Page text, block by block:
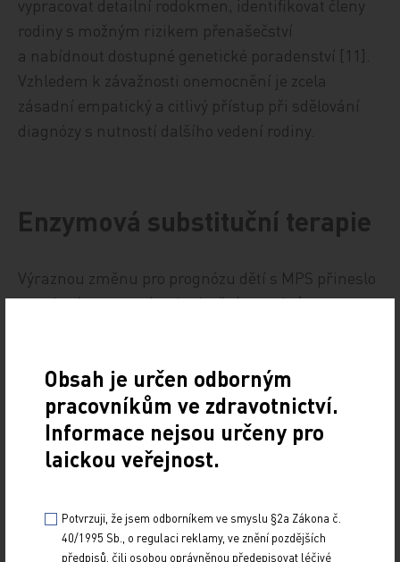
vypracovat detailní rodokmen, identifikovat členy
rodiny s možným rizikem přenašečství
a nabídnout dostupné genetické poradenství [11].
Vzhledem k závažnosti onemocnění je zcela
zásadní empatický a citlivý přístup při sdělování
diagnózy s nutností dalšího vedení rodiny.
Enzymová substituční terapie
Výraznou změnu pro prognózu dětí s MPS přineslo
zavedení enzymové substituční terapie (enzyme
se objevily záhy po pochopení podstaty střádavých
onemocnění v šedesátých letech minulého století
[12,13]. Klíčovým pro další vývoj byl náhodný objev
tzv. cross‑correction fenoménu. V americké
laboratoři profesorky Elizabeth F. Neufeldové došlo
fibroblastů pacientů s Hunterovým a Hurlerové
syndromem (MPS typu I a II). Známky
Obsah je určen odborným
pracovníkům ve zdravotnictví.
Informace nejsou určeny pro
laickou veřejnost.
Potvrzuji, že jsem odborníkem ve smyslu §2a Zákona č.
40/1995 Sb., o regulaci reklamy, ve znění pozdějších
předpisů, čili osobou oprávněnou předepisovat léčivé